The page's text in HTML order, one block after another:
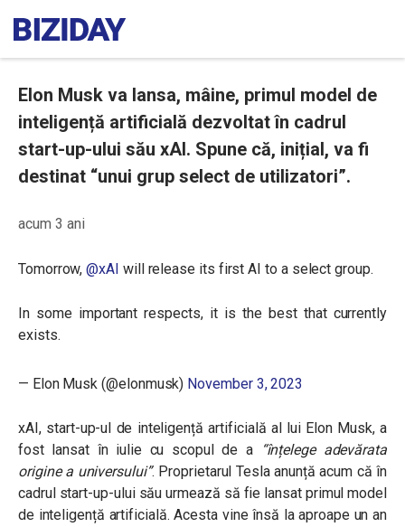
Elon Musk va lansa, mâine, primul model de
inteligență artificială dezvoltat în cadrul
start-up-ului său xAI. Spune că, inițial, va fi
destinat “unui grup select de utilizatori”.
acum 3 ani
Tomorrow,@xAI will release its first AI to a select group.
In some important respects, it is the best that currently
exists.
— Elon Musk (@elonmusk) November 3, 2023
xAI, start-up-ul de inteligență artificială al lui Elon Musk, a
fost lansat în iulie cu scopul de a
“înțelege adevărata
origine a universului”. Proprietarul Tesla anunță acum că în
cadrul start-up-ului său urmează să fie lansat primul model
de inteligență artificială. Acesta vine însă la aproape un an